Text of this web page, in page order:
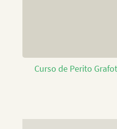
Curso de Perito